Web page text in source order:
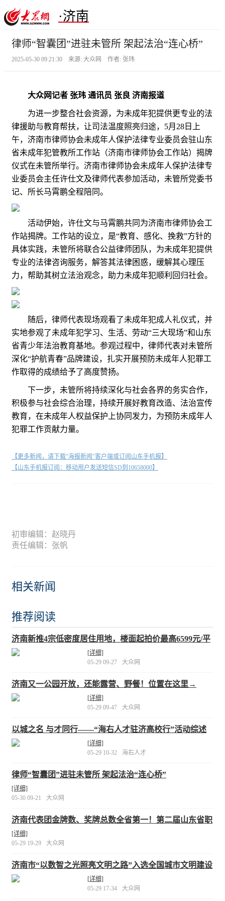
·济南
律师“智囊团”进驻未管所 架起法治“连心桥”
2025-05-30 09:21:30 来源: 大众网 作者: 张玮
大众网记者 张玮 通讯员 张良 济南报道
为进一步整合社会资源，为未成年犯提供更专业的法
律援助与教育帮扶，让司法温度照亮归途，5月28日上
午，济南市律师协会未成年人保护法律专业委员会驻山东
省未成年犯管教所工作站（济南市律师协会工作站）揭牌
仪式在未管所举行。济南市律师协会未成年人保护法律专
业委员会主任许仕文及律师代表参加活动，未管所党委书
记、所长马霄鹏全程陪同。
活动伊始，许仕文与马霄鹏共同为济南市律师协会工
作站揭牌。工作站的设立，是“教育、感化、挽救”方针的
具体实践，未管所将联合公益律师团队，为未成年犯提供
专业的法律咨询服务，解答其法律困惑，缓解其心理压
力，帮助其树立法治观念，助力未成年犯顺利回归社会。
随后，律师代表现场观看了未成年犯成人礼仪式，并
实地参观了未成年犯学习、生活、劳动“三大现场”和山东
省青少年法治教育基地。参观过程中，律师代表对未管所
深化“护航青春”品牌建设，扎实开展预防未成年人犯罪工
作取得的成绩给予了高度赞扬。
下一步，未管所将持续深化与社会各界的务实合作，
积极参与社会综合治理，持续开展好教育改造、法治宣传
教育，在未成年人权益保护上协同发力，为预防未成年人
犯罪工作贡献力量。
【更多新闻，请下载"海报新闻"客户端或订阅山东手机报】
【山东手机报订阅：移动用户发送短信SD到10658000】
初审编辑：赵晓丹
责任编辑：张帆
相关新闻
推荐阅读
济南新推4宗低密度居住用地，楼面起拍价最高6599元/平
方米
[详细]
05-29 09-27
大众网
济南又一公园开放，还能露营、野餐！位置在这里→
[详细]
05-29 09-47
大众网
以城之名 与才同行——“海右人才驻济高校行”活动综述
[详细]
05-29 10-32
海右人才
律师“智囊团”进驻未管所 架起法治“连心桥”
[详细]
05-30 09-21
大众网
济南代表团金牌数、奖牌总数全省第一！第二届山东省职
业技能大赛圆满闭幕
[详细]
05-29 19-29
大众网
济南市“以数智之光照亮文明之路”入选全国城市文明建设
优秀案例
[详细]
05-29 17-34
大众网